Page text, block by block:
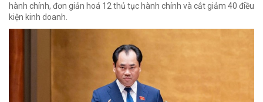
hành chính, đơn giản hoá 12 thủ tục hành chính và cắt giảm 40 điều
kiện kinh doanh.